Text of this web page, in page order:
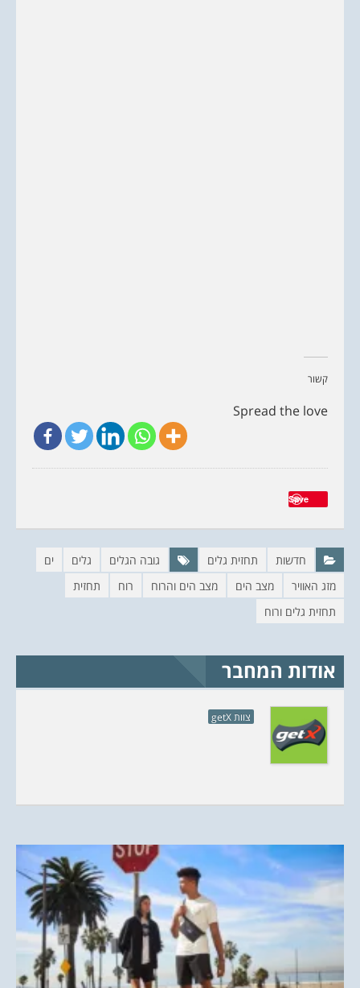
קשור
Spread the love
Save
חדשות תחזית גלים גובה הגלים גלים
ים
מזג האוויר
מצב הים מצב הים והרוח רוח
תחזית
תחזית גלים ורוח
אודות המחבר
צוות getX